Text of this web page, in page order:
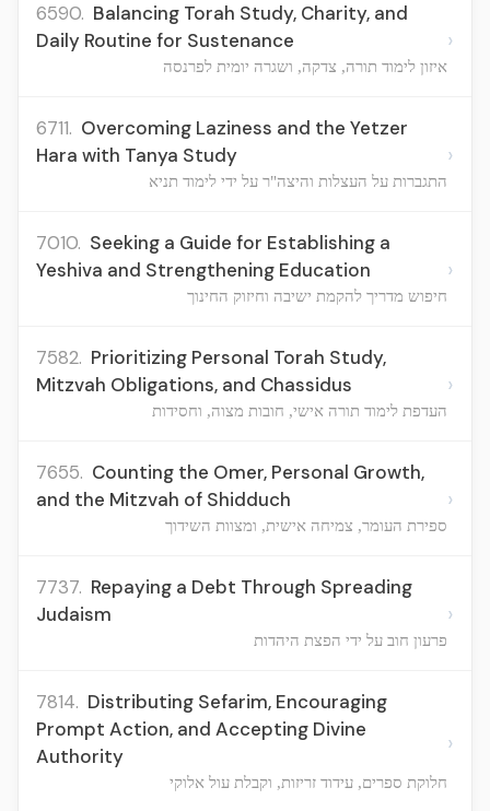
6590. Balancing Torah Study, Charity, and
Daily Routine for Sustenance
איזון לימוד תורה, צדקה, ושגרה יומית לפרנסה
›
6711. Overcoming Laziness and the Yetzer
Hara with Tanya Study
התגברות על העצלות והיצה"ר על ידי לימוד תניא
›
7010. Seeking a Guide for Establishing a
Yeshiva and Strengthening Education
חיפוש מדריך להקמת ישיבה וחיזוק החינוך
›
7582. Prioritizing Personal Torah Study,
Mitzvah Obligations, and Chassidus
העדפת לימוד תורה אישי, חובות מצוה, וחסידות
›
7655. Counting the Omer, Personal Growth,
and the Mitzvah of Shidduch
ספירת העומר, צמיחה אישית, ומצוות השידוך
›
7737. Repaying a Debt Through Spreading
Judaism
פרעון חוב על ידי הפצת היהדות
›
7814. Distributing Sefarim, Encouraging
Prompt Action, and Accepting Divine
Authority
חלוקת ספרים, עידוד זריזות, וקבלת עול אלוקי
›